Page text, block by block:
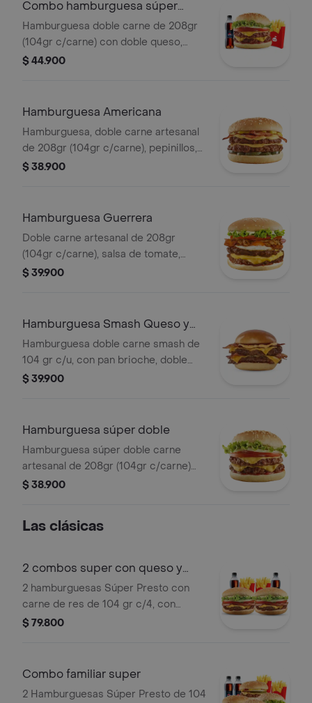
Combo hamburguesa súper
doble carne
Hamburguesa doble carne de 208gr
(104gr c/carne) con doble queso,
cebolla, tomate, lechuga, salsa presto
$ 44.900
Hamburguesa Americana
Hamburguesa, doble carne artesanal
de 208gr (104gr c/carne), pepinillos,
tajada cheddar y aderezo cheddar,
$ 38.900
Hamburguesa Guerrera
Doble carne artesanal de 208gr
(104gr c/carne), salsa de tomate,
doble tajada cheddar, cebolla grillé,
$ 39.900
Hamburguesa Smash Queso y
Tocineta
Hamburguesa doble carne smash de
104 gr c/u, con pan brioche, doble
tajada de queso cheddar, doble
$ 39.900
Hamburguesa súper doble
Hamburguesa súper doble carne
artesanal de 208gr (104gr c/carne)
con doble queso, cebolla, tomate,
$ 38.900
Las clásicas
2 combos super con queso y
tocineta
2 hamburguesas Súper Presto con
carne de res de 104 gr c/4, con
tocineta, + 2 papas pequeñas y 2
$ 79.800
Combo familiar super
2 Hamburguesas Súper Presto de 104